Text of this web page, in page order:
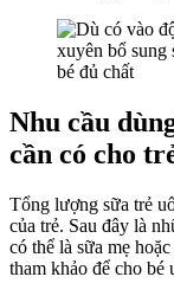
Nhu cầu
cần có cho
Tổng lượng sữa trẻ
của trẻ. Sau đây là
có thể là sữa mẹ
tham khảo để cho bé